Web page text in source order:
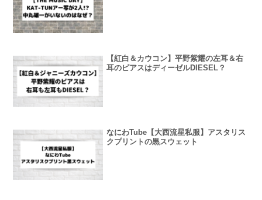
【紅白＆カウコン】平野紫耀の左耳＆右
耳のピアスはディーゼルDIESEL？
なにわTube【大西流星私服】アスタリス
クプリントの黒スウェット